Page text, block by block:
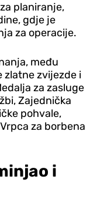
planiranje,
gdje je
za operacije.
među
zlatne zvijezde i
za zasluge
Zajednička
pohvale,
za borbena
i